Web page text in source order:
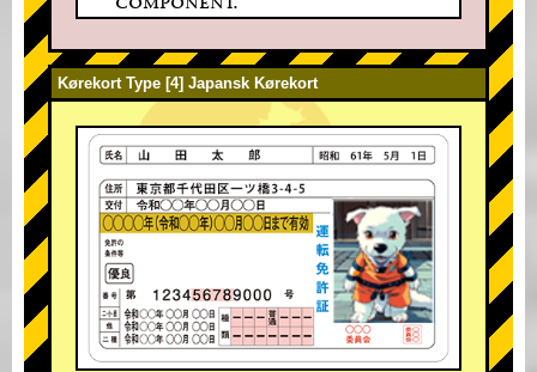
Kørekort Type [4] Japansk Kørekort